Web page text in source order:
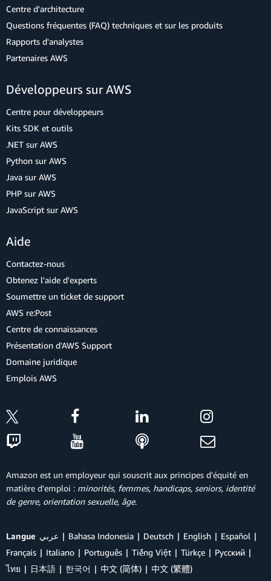
Centre d'architecture
Questions fréquentes (FAQ) techniques et sur les produits
Rapports d'analystes
Partenaires AWS
Développeurs sur AWS
Centre pour développeurs
Kits SDK et outils
.NET sur AWS
Python sur AWS
Java sur AWS
PHP sur AWS
JavaScript sur AWS
Aide
Contactez-nous
Obtenez l'aide d'experts
Soumettre un ticket de support
AWS re:Post
Centre de connaissances
Présentation d'AWS Support
Domaine juridique
Emplois AWS
Amazon est un employeur qui souscrit aux principes d'équité en
matière d'emploi : minorités, femmes, handicaps, seniors, identité
de genre, orientation sexuelle, âge.
Langue عربي Bahasa Indonesia Deutsch English
Español
Français
Italiano Português Tiếng Việt Türkçe
Ρусский
ไทย
日本語 한국어 中文 (简体) 中文 (繁體)